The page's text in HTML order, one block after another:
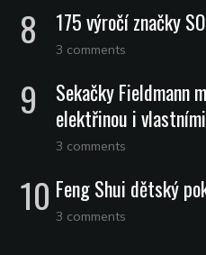
175 výročí značky
3 comments
Sekačky Fieldmann
elektřinou i
3 comments
Feng Shui dětský
3 comments